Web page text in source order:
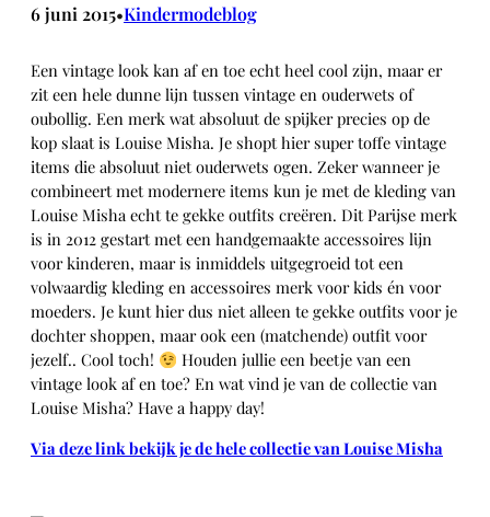
6 juni 2015•Kindermodeblog
Een vintage look kan af en toe echt heel cool zijn, maar er
zit een hele dunne lijn tussen vintage en ouderwets of
oubollig. Een merk wat absoluut de spijker precies op de
kop slaat is Louise Misha. Je shopt hier super toffe vintage
items die absoluut niet ouderwets ogen. Zeker wanneer je
combineert met modernere items kun je met de kleding van
Louise Misha echt te gekke outfits creëren. Dit Parijse merk
is in 2012 gestart met een handgemaakte accessoires lijn
voor kinderen, maar is inmiddels uitgegroeid tot een
volwaardig kleding en accessoires merk voor kids én voor
moeders. Je kunt hier dus niet alleen te gekke outfits voor je
dochter shoppen, maar ook een (matchende) outfit voor
jezelf.. Cool toch!
Houden jullie een beetje van een
vintage look af en toe? En wat vind je van de collectie van
Louise Misha? Have a happy day!
Via deze link bekijk je de hele collectie van Louise Misha